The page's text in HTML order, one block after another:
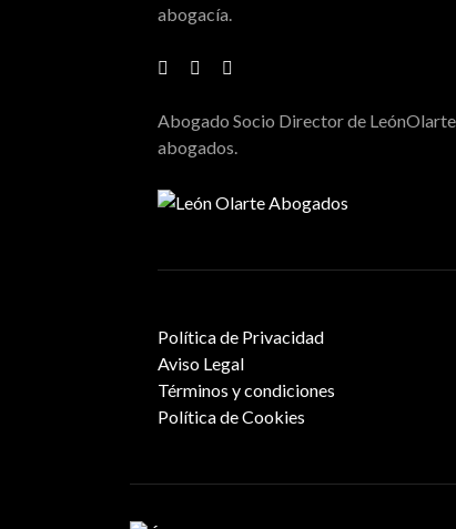
abogacía.
Abogado Socio Director de LeónOlarte
abogados.
Política de Privacidad
Aviso Legal
Términos y condiciones
Política de Cookies